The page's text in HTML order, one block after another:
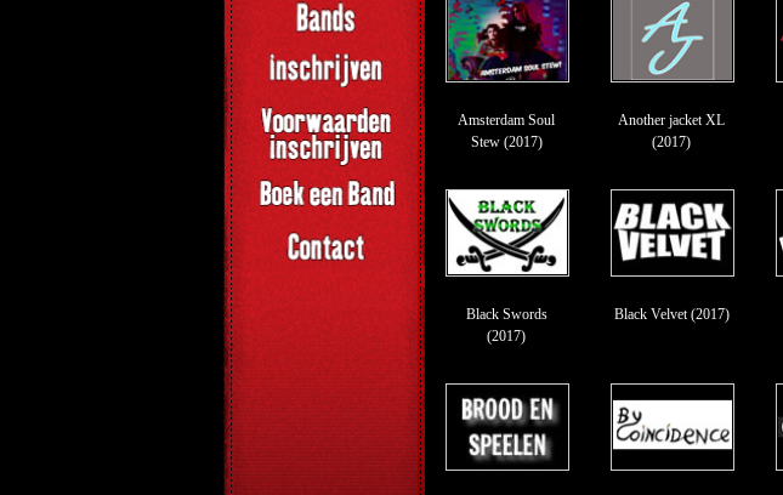
Amsterdam Soul
Stew (2017)
Another jacket XL
(2017)
Black Swords
(2017)
Black Velvet (2017)